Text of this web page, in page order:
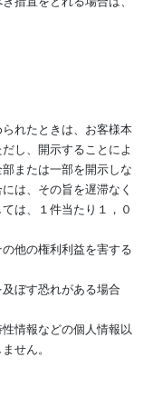
れたときは、お客様本
し、開示することによ
または一部を開示しな
は、その旨を遅滞なく
は、１件当たり１，０
他の権利利益を害する
ぼす恐れがある場合
情報などの個人情報以
せん。